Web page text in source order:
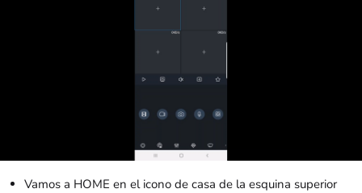
Vamos a HOME en el icono de casa de la esquina superior